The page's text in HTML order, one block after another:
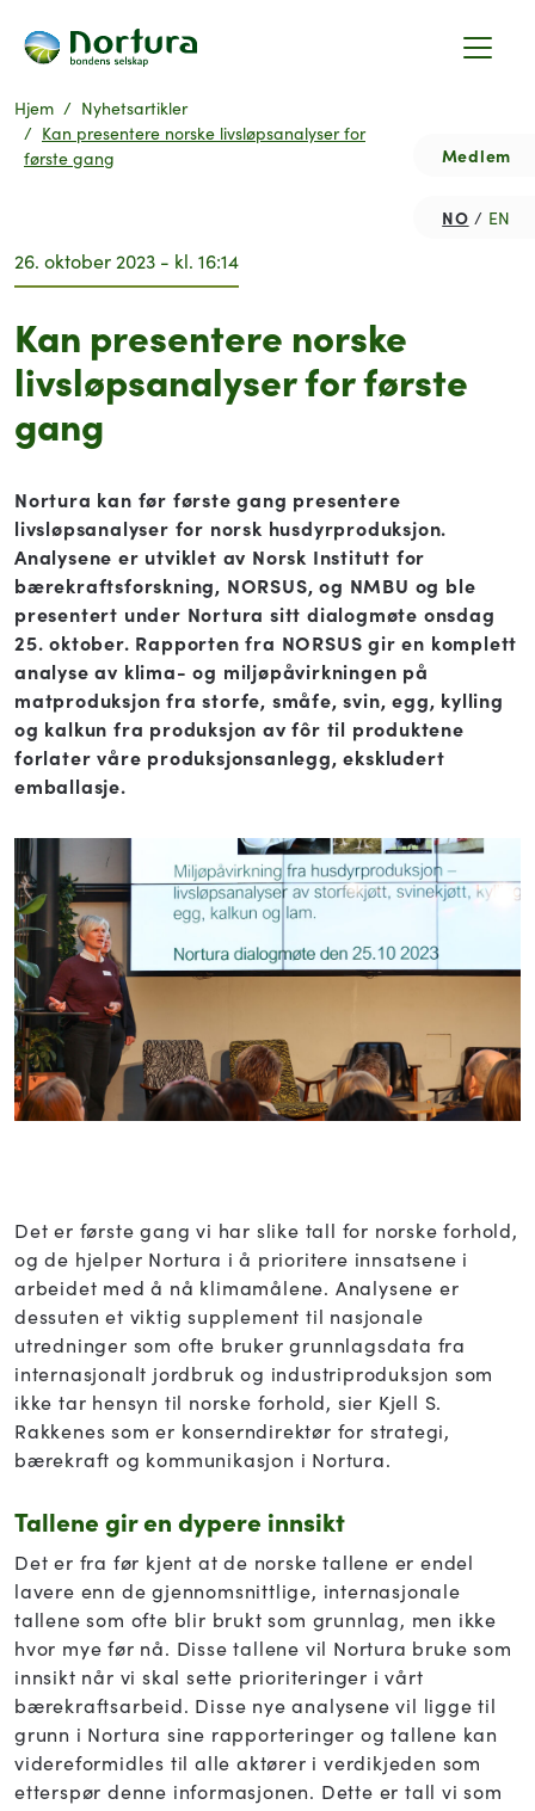
Medlem
NO EN
Hjem
Nyhetsartikler
Kan presentere norske livsløpsanalyser for
første gang
26. oktober 2023 - kl. 16:14
Kan presentere norske
livsløpsanalyser for første
gang
Nortura kan før første gang presentere
livsløpsanalyser for norsk husdyrproduksjon.
Analysene er utviklet av Norsk Institutt for
bærekraftsforskning, NORSUS, og NMBU og ble
presentert under Nortura sitt dialogmøte onsdag
25. oktober. Rapporten fra NORSUS gir en komplett
analyse av klima- og miljøpåvirkningen på
matproduksjon fra storfe, småfe, svin, egg, kylling
og kalkun fra produksjon av fôr til produktene
forlater våre produksjonsanlegg, ekskludert
emballasje.
Det er første gang vi har slike tall for norske forhold,
og de hjelper Nortura i å prioritere innsatsene i
arbeidet med å nå klimamålene. Analysene er
dessuten et viktig supplement til nasjonale
utredninger som ofte bruker grunnlagsdata fra
internasjonalt jordbruk og industriproduksjon som
ikke tar hensyn til norske forhold, sier Kjell S.
Rakkenes som er konserndirektør for strategi,
bærekraft og kommunikasjon i Nortura.
Tallene gir en dypere innsikt
Det er fra før kjent at de norske tallene er endel
lavere enn de gjennomsnittlige, internasjonale
tallene som ofte blir brukt som grunnlag, men ikke
hvor mye før nå. Disse tallene vil Nortura bruke som
innsikt når vi skal sette prioriteringer i vårt
bærekraftsarbeid. Disse nye analysene vil ligge til
grunn i Nortura sine rapporteringer og tallene kan
videreformidles til alle aktører i verdikjeden som
etterspør denne informasjonen. Dette er tall vi som